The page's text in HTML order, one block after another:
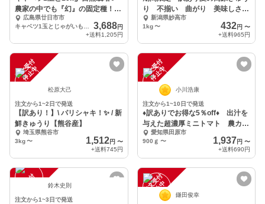
農家の中でも『幻』の固定種！
【訳あり】
広島県廿日市市
3,688円
+送料1,205円
り 不揃い 曲がり 美味しさそ
のまま
新潟県妙高市
1kg 〜 432円 〜
+送料965円
注
文
受
付
停
止
中
松原大己
注文から1~2日で発送
【訳あり！】\ パリシャキ！✨ / 新
鮮きゅうり【熊谷産】
埼玉県熊谷市
3kg〜 1,512円 〜
+送料745円
注
文
受
付
停
止
中
小川浩康
注文から1~10日で発送
♦訳ありでお得な5％off♦ 出汁を
与えた超濃厚ミニトマト 農カー
ド付愛知県田原市
900ｇ 〜 1,937円 〜
+送料690円
注
文
受
付
停
止 鈴木史則
注文から1~3日で発送
注
文
受
付
停
止
中 鎌田俊幸